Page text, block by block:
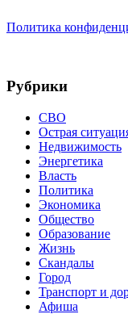
Политика
Рубрики
СВО
Острая
Недвижимость
Энергетика
Власть
Политика
Экономика
Общество
Образование
Жизнь
Скандалы
Город
Транспорт и
Афиша